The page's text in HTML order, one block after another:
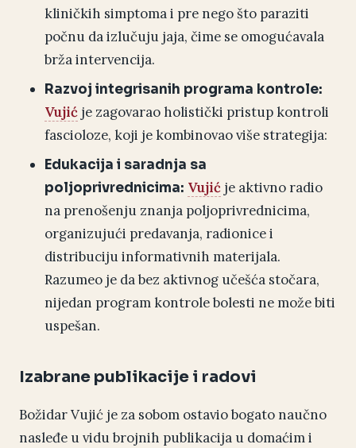
kliničkih simptoma i pre nego što paraziti
počnu da izlučuju jaja, čime se omogućavala
brža intervencija.
Razvoj integrisanih programa kontrole:
Vujić je zagovarao holistički pristup kontroli
fascioloze, koji je kombinovao više strategija:
Edukacija i saradnja sa
poljoprivrednicima: Vujić je aktivno radio
na prenošenju znanja poljoprivrednicima,
organizujući predavanja, radionice i
distribuciju informativnih materijala.
Razumeo je da bez aktivnog učešća stočara,
nijedan program kontrole bolesti ne može biti
uspešan.
Izabrane publikacije i radovi
Božidar Vujić je za sobom ostavio bogato naučno
nasleđe u vidu brojnih publikacija u domaćim i